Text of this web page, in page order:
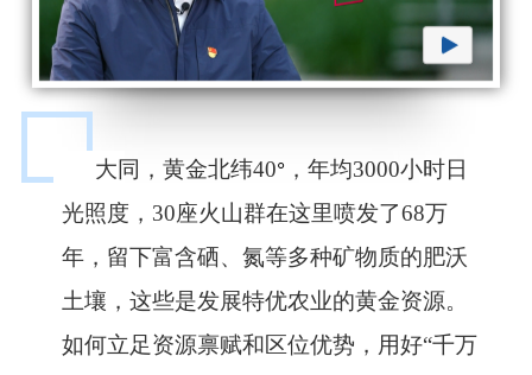
大同，黄金北纬40° ，年均3000小时日
光照度，30座火山群在这里喷发了68万
年，留下富含硒、氮等多种矿物质的肥沃
土壤，这些是发展特优农业的黄金资源。
如何立足资源禀赋和区位优势，用好“千万